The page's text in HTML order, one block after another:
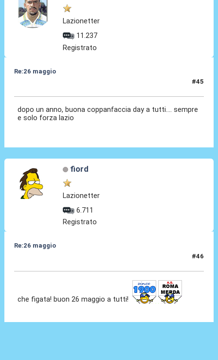
Lazionetter
11.237
Registrato
Re:26 maggio
#45
dopo un anno, buona coppanfaccia day a tutti.... sempre
e solo forza lazio
fiord
Lazionetter
6.711
Registrato
Re:26 maggio
#46
che figata! buon 26 maggio a tutti!